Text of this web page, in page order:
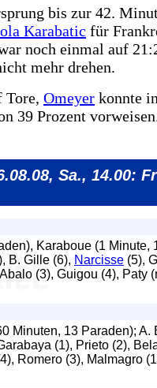
bis zur 42.
Karabatic für
noch einmal auf
mehr drehen.
Tore, Omeyer konnte
39 Prozent
Sa., 14.00:
Karaboue (1 Minute,
B. Gille (6), Narcisse (5),
(3), Guigou (4), Paty
Minuten, 13 Paraden); A.
(1), Prieto (2),
Romero (3), Malmagro